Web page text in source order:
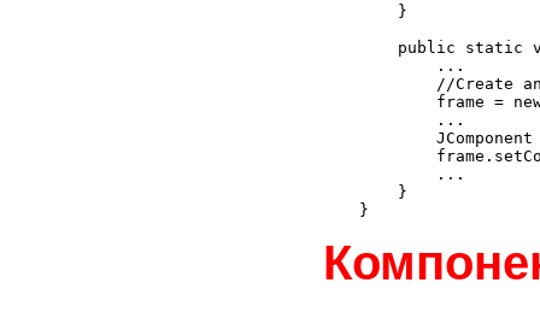
    }
public static
        ...
//Create
frame =
        ...
JComponent
        ...
    }